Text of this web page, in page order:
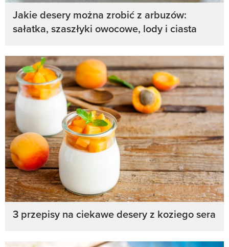
Jakie desery można zrobić z arbuzów:
sałatka, szaszłyki owocowe, lody i ciasta
3 przepisy na ciekawe desery z koziego sera